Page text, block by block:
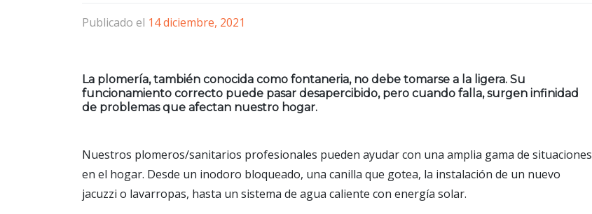
Publicado el 14 diciembre, 2021
La plomería, también conocida como fontaneria, no debe tomarse a la ligera. Su
funcionamiento correcto puede pasar desapercibido, pero cuando falla, surgen infinidad
de problemas que afectan nuestro hogar.
Nuestros plomeros/sanitarios profesionales pueden ayudar con una amplia gama de situaciones
en el hogar. Desde un inodoro bloqueado, una canilla que gotea, la instalación de un nuevo
jacuzzi o lavarropas, hasta un sistema de agua caliente con energía solar.